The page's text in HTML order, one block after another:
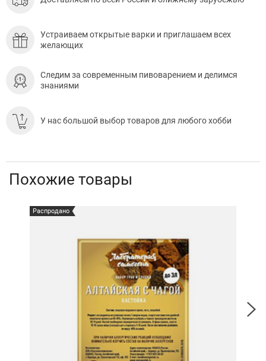
Устраиваем открытые варки и приглашаем всех
желающих
Следим за современным пивоварением и делимся
знаниями
У нас большой выбор товаров для любого хобби
Похожие товары
Распродано